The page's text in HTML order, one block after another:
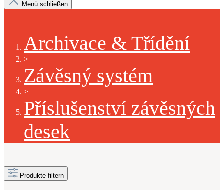
Menü schließen
Archivace & Třídění
>
Závěsný systém
>
Příslušenství závěsných
desek
Produkte filtern